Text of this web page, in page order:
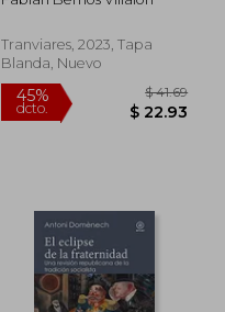
45%
dcto.
Tranviares, 2023, Tapa
Blanda, Nuevo